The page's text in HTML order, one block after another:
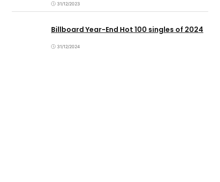
31/12/2023
Billboard Year-End Hot 100 singles of 2024
31/12/2024